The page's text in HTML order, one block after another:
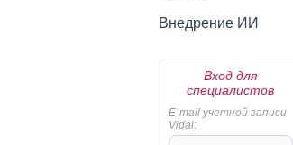
Внедрение ИИ
Вход для
специалистов
E-mail учетной записи
Vidal: